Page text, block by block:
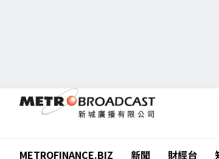
METROFINANCE.BIZ 新聞 財經台